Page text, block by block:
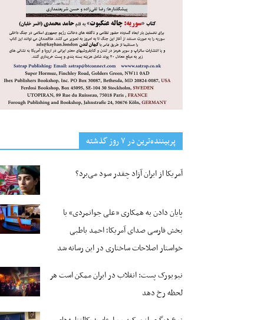
پربیننده‌ترین‌ در ۷ روز گذشته
آمریکا از ایران آزاد چقدر سود می‌برد؟
پایان دادن به همکاری «علی جوانمردی» با
بخش فارسی صدای آمریکا؛ احمد باطبی
خواستار اصلاحات ساختاری در این رسانه شد
نیویورک پست: انقلاب در ایران ممکن است هر
لحظه رخ دهد